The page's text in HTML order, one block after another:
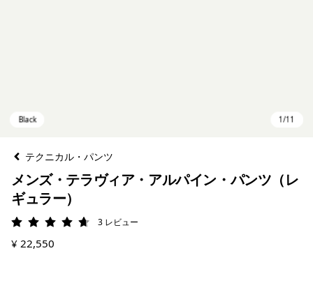
テクニカル・パンツ
メンズ・テラヴィア・アルパイン・パンツ（レ
ギュラー）
評価: 4.7 / 5
3 レビュー
¥ 22,550